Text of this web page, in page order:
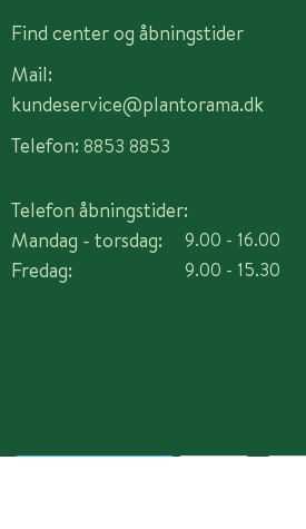
Find center og åbningstider
Mail:
kundeservice@plantorama.dk
Telefon: 8853 8853
Telefon åbningstider:
Mandag - torsdag:
Fredag:
9.00 - 16.00
9.00 - 15.30